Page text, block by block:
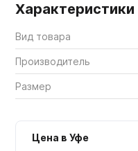
Характеристики
Вид товара
Производитель
Размер
Цена в Уфе